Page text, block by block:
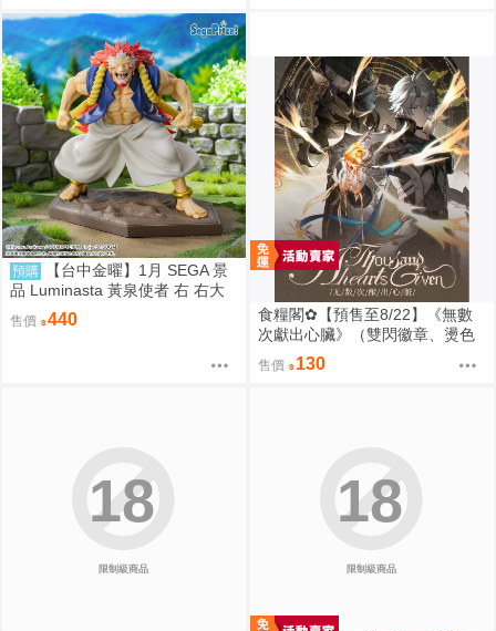
預購
【台中金曜】1月 SEGA 景
品 Luminasta 黃泉使者 右 右大
人 0901
售價 440
食糧閣✿【預售至8/22】《無數
次獻出心臟》（雙閃徽章、燙色
大拍立得&逆向對裱塔羅牌、壓克
力雙閃色紙、彩窗普麻、彩窗立
售價 130
限制級商品
18
限制級商品
18